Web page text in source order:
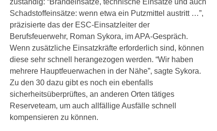
zuständig: “Brandeinsätze, technische Einsätze und auch
Schadstoffeinsätze: wenn etwa ein Putzmittel austritt …”,
präzisierte das der ESC-Einsatzleiter der
Berufsfeuerwehr, Roman Sykora, im APA-Gespräch.
Wenn zusätzliche Einsatzkräfte erforderlich sind, können
diese sehr schnell herangezogen werden. “Wir haben
mehrere Hauptfeuerwachen in der Nähe”, sagte Sykora.
Zu den 30 dazu gibt es noch ein ebenfalls
sicherheitsüberprüftes, an anderen Orten tätiges
Reserveteam, um auch allfällige Ausfälle schnell
kompensieren zu können.